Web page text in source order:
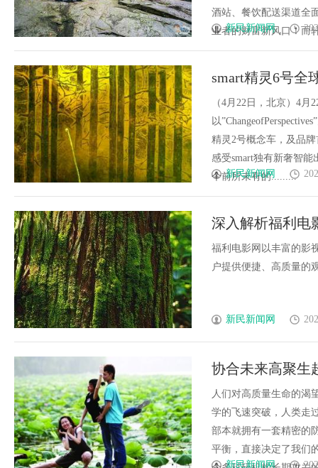
酒站、餐饮配送渠道全
业者的财富新风口！而
新民新闻网
smart精灵6号全
（4月22日，北京）4
以
精灵2号概念车，及品
感受smart独有新奢智
个前所未有的.........
新民新闻网
深入解析福利电
福利电影网以丰富的影
户提供便捷、高质量的
新民新闻网
协合未来高聚生
在健康状态
人们对高质量生命的渴
学的飞速突破，人类走
部本就拥有一套精密的
平衡，直接决定了我们
新民新闻网